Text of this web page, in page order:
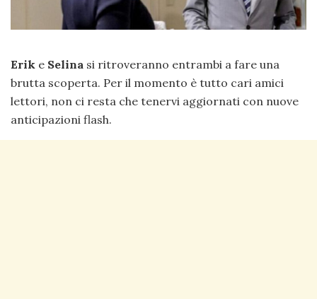
Erik e Selina si ritroveranno entrambi a fare una
brutta scoperta. Per il momento è tutto cari amici
lettori, non ci resta che tenervi aggiornati con nuove
anticipazioni flash.